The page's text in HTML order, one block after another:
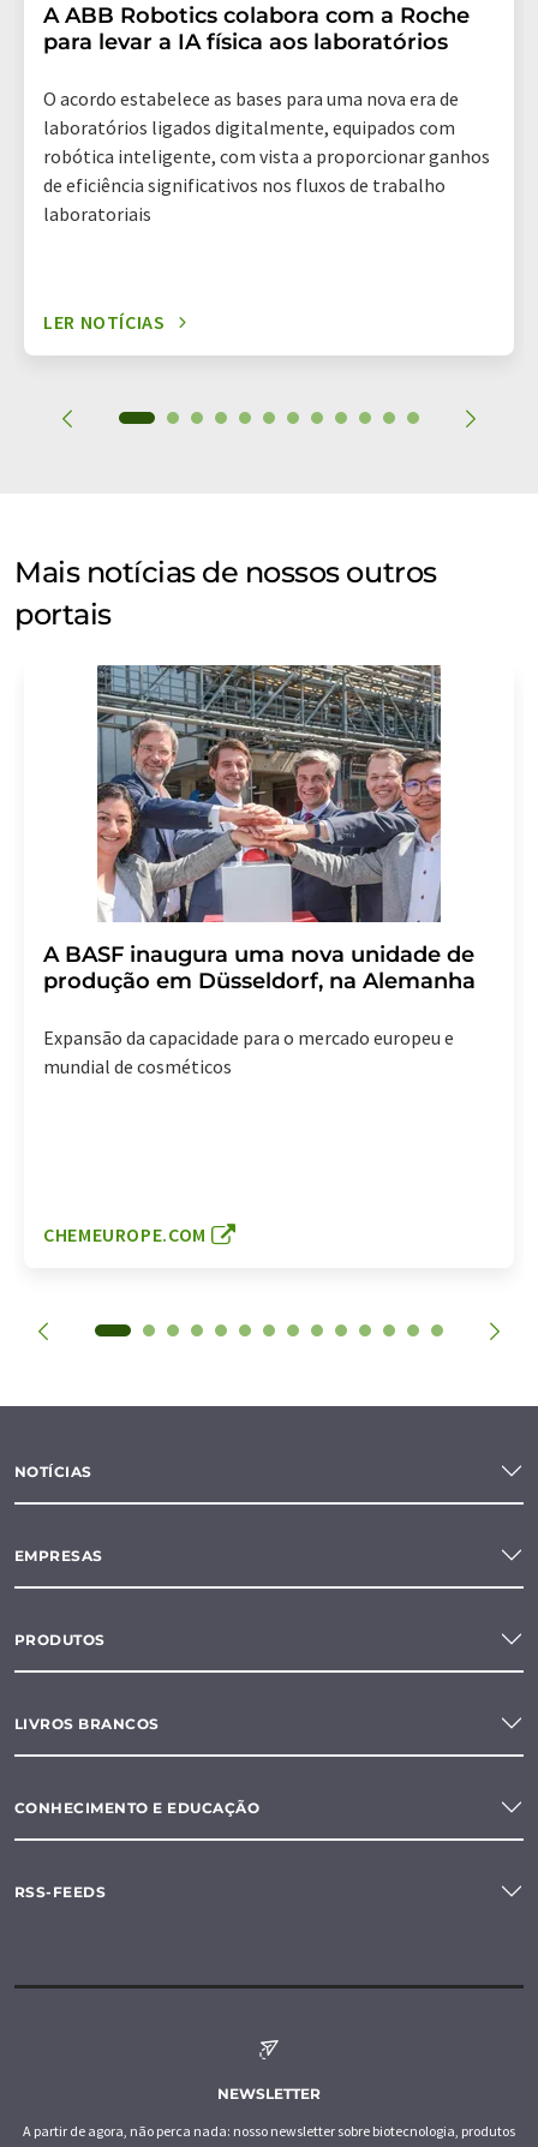
A ABB Robotics colabora com a Roche
para levar a IA física aos laboratórios
O acordo estabelece as bases para uma nova era de
laboratórios ligados digitalmente, equipados com
robótica inteligente, com vista a proporcionar ganhos
de eficiência significativos nos fluxos de trabalho
laboratoriais
LER NOTÍCIAS
Mais notícias de nossos outros
portais
A BASF inaugura uma nova unidade de
produção em Düsseldorf, na Alemanha
Expansão da capacidade para o mercado europeu e
mundial de cosméticos
CHEMEUROPE.COM
NOTÍCIAS
EMPRESAS
PRODUTOS
LIVROS BRANCOS
CONHECIMENTO E EDUCAÇÃO
RSS-FEEDS
NEWSLETTER
A partir de agora, não perca nada: nosso newsletter sobre biotecnologia, produtos